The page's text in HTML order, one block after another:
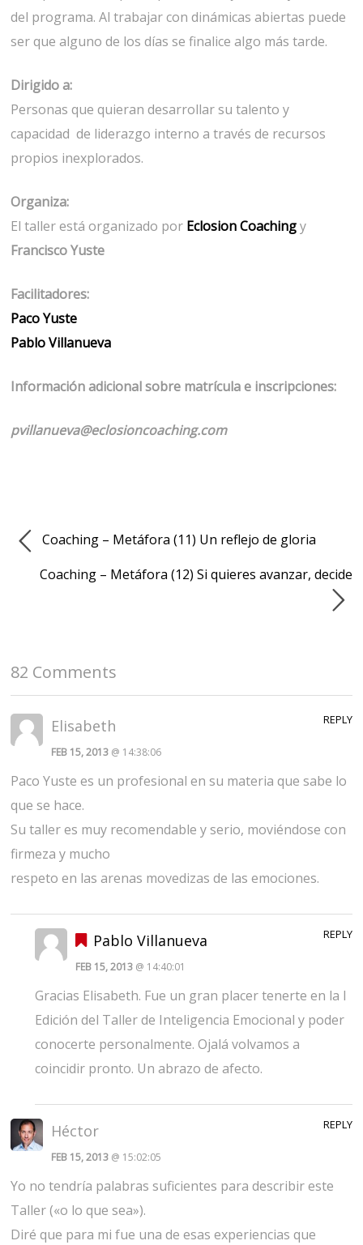
del programa. Al trabajar con dinámicas abiertas puede
ser que alguno de los días se finalice algo más tarde.
Dirigido a:
Personas que quieran desarrollar su talento y
capacidad de liderazgo interno a través de recursos
propios inexplorados.
Organiza:
El taller está organizado por Eclosion Coaching y
Francisco Yuste
Facilitadores:
Paco Yuste
Pablo Villanueva
Información adicional sobre matrícula e inscripciones:
pvillanueva@eclosioncoaching.com
Coaching – Metáfora (11) Un reflejo de gloria
Coaching – Metáfora (12) Si quieres avanzar, decide
82 Comments
Elisabeth
FEB 15, 2013 @ 14:38:06
Paco Yuste es un profesional en su materia que sabe lo
que se hace.
Su taller es muy recomendable y serio, moviéndose con
firmeza y mucho
respeto en las arenas movedizas de las emociones.
REPLY
Pablo Villanueva
FEB 15, 2013 @ 14:40:01
Gracias Elisabeth. Fue un gran placer tenerte en la I
Edición del Taller de Inteligencia Emocional y poder
conocerte personalmente. Ojalá volvamos a
coincidir pronto. Un abrazo de afecto.
REPLY
Héctor
FEB 15, 2013 @ 15:02:05
Yo no tendría palabras suficientes para describir este
Taller («o lo que sea»).
Diré que para mi fue una de esas experiencias que
REPLY